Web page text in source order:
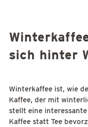
sich hinter
Winterkaffee ist, wie
Kaffee, der mit
stellt eine
Kaffee statt Tee